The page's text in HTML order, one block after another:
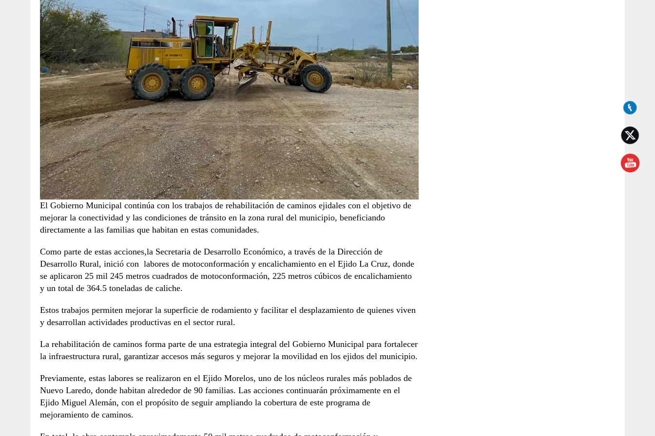
El Gobierno Municipal continúa con los trabajos de rehabilitación de caminos ejidales con el objetivo de
mejorar la conectividad y las condiciones de tránsito en la zona rural del municipio, beneficiando
directamente a las familias que habitan en estas comunidades.
Como parte de estas acciones,la Secretaria de Desarrollo Económico, a través de la Dirección de
Desarrollo Rural, inició con labores de motoconformación y encalichamiento en el Ejido La Cruz, donde
se aplicaron 25 mil 245 metros cuadrados de motoconformación, 225 metros cúbicos de encalichamiento
y un total de 364.5 toneladas de caliche.
Estos trabajos permiten mejorar la superficie de rodamiento y facilitar el desplazamiento de quienes viven
y desarrollan actividades productivas en el sector rural.
La rehabilitación de caminos forma parte de una estrategia integral del Gobierno Municipal para fortalecer
la infraestructura rural, garantizar accesos más seguros y mejorar la movilidad en los ejidos del municipio.
Previamente, estas labores se realizaron en el Ejido Morelos, uno de los núcleos rurales más poblados de
Nuevo Laredo, donde habitan alrededor de 90 familias. Las acciones continuarán próximamente en el
Ejido Miguel Alemán, con el propósito de seguir ampliando la cobertura de este programa de
mejoramiento de caminos.